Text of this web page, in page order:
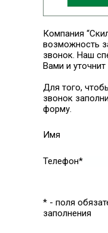
Компания
возможность
звонок. Наш
Вами и
Для того,
звонок
форму.
Имя
Телефон*
* - поля
заполнения